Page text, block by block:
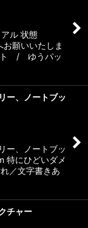
ル 状態
お願いいたしま
ト / ゆうパッ
、ノートブッ
、ノートブッ
にひどいダメ
／文字書きあ
チャー